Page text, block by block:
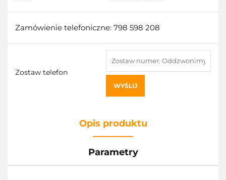
Zamówienie telefoniczne: 798 598 208
Zostaw telefon
WYŚLIJ
Opis produktu
Parametry